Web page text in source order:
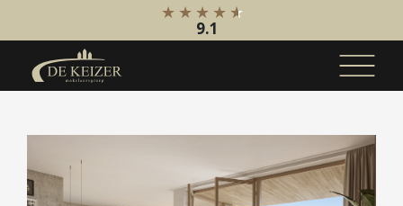
Koopaanbod
Bestaande bouw
Internationaal
9.1